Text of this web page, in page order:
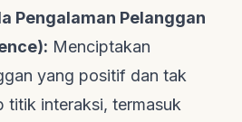
Pengalaman Pelanggan
): Menciptakan
yang positif dan tak
titik interaksi, termasuk